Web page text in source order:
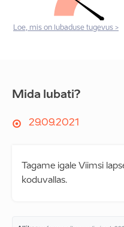
Loe, mis on lubaduse tugevus >
Mida lubati?
29.09.2021
Tagame igale Viimsi
koduvallas.